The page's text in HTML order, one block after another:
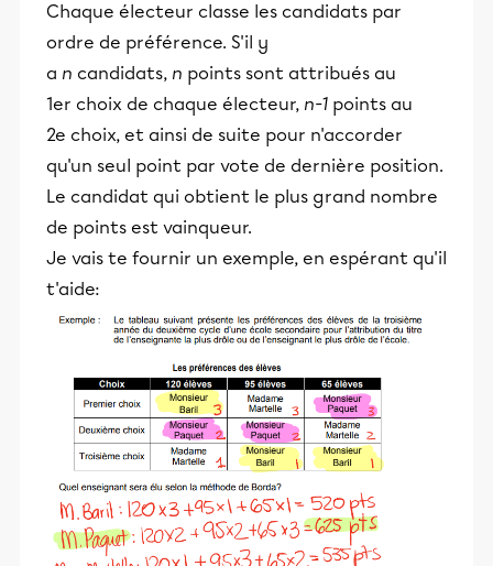
Chaque électeur classe les candidats par
ordre de préférence. S'il y
a n candidats, n points sont attribués au
1er choix de chaque électeur, n-1 points au
2e choix, et ainsi de suite pour n'accorder
qu'un seul point par vote de dernière position.
Le candidat qui obtient le plus grand nombre
de points est vainqueur.
Je vais te fournir un exemple, en espérant qu'il
t'aide: